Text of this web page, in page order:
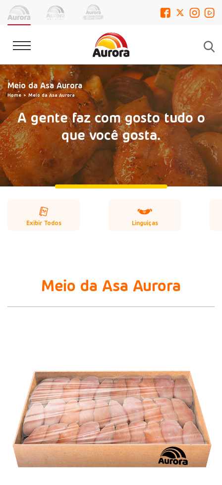
Meio da Asa Aurora
Home Meio da Asa Aurora
A gente faz com gosto tudo o
que você gosta.
Exibir Todos Linguiças
Meio da Asa Aurora